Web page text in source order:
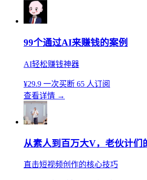
99个通过AI来赚钱的案例
AI轻松赚钱神器
¥29.9 一次买断 65 人订阅
查看详情 →
从素人到百万大V，老伙计们
直击短视频创作的核心技巧